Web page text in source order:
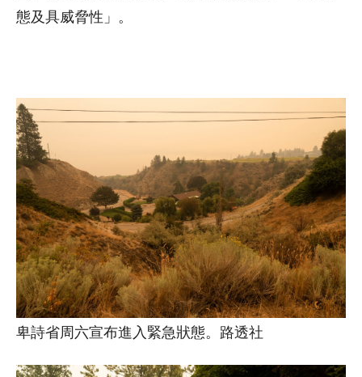
態及具威脅性」。
卑詩省周六宣布進入緊急狀態。路透社